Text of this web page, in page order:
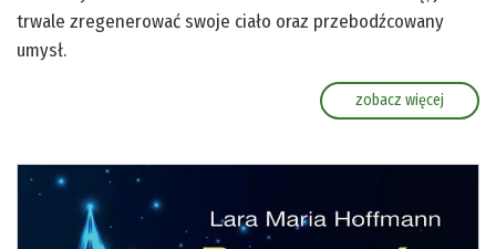
trwale zregenerować swoje ciało oraz przebodźcowany
umysł.
zobacz więcej